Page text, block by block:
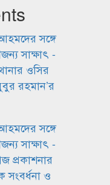
সঙ্গে
সাক্ষাৎ -
ওসির
রহমান’র
সঙ্গে
সাক্ষাৎ -
প্রকাশনার
সংবর্ধনা ও